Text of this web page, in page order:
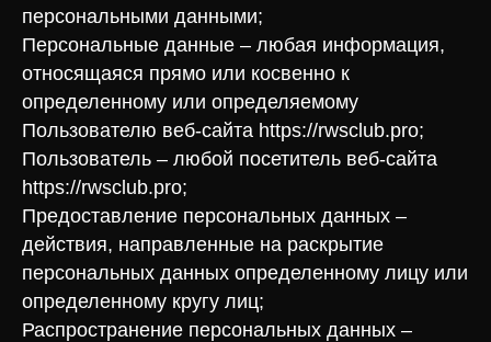
персональными данными;
Персональные данные – любая информация,
относящаяся прямо или косвенно к
определенному или определяемому
Пользователю веб-сайта https://rwsclub.pro;
Пользователь – любой посетитель веб-сайта
https://rwsclub.pro;
Предоставление персональных данных –
действия, направленные на раскрытие
персональных данных определенному лицу или
определенному кругу лиц;
Распространение персональных данных –